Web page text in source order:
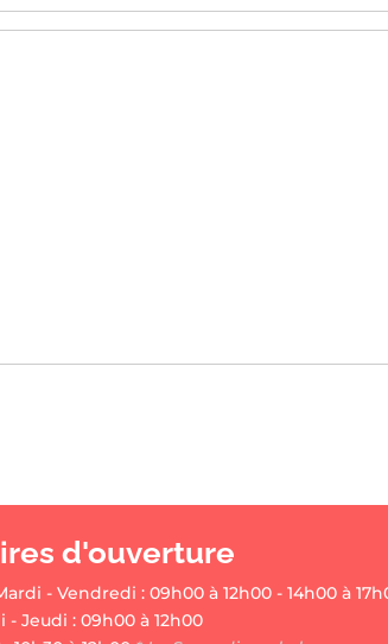
d'ouverture
- Vendredi : 09h00 à 12h00 - 14h00 à
- Jeudi : 09h00 à 12h00